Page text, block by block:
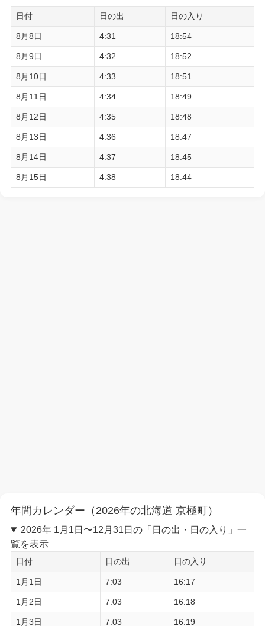
日付 日の出 日の入り
8月8日 4:31 18:54
8月9日 4:32 18:52
8月10日 4:33 18:51
8月11日 4:34 18:49
8月12日 4:35 18:48
8月13日 4:36 18:47
8月14日 4:37 18:45
8月15日 4:38 18:44
年間カレンダー（2026年の北海道 京極町）
2026年 1月1日〜12月31日の「日の出・日の入り」一
覧を表示
日付 日の出 日の入り
1月1日 7:03 16:17
1月2日 7:03 16:18
1月3日 7:03 16:19